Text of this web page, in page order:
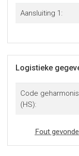
Aansluiting 1:
Logistieke
Code
(HS):
Fout